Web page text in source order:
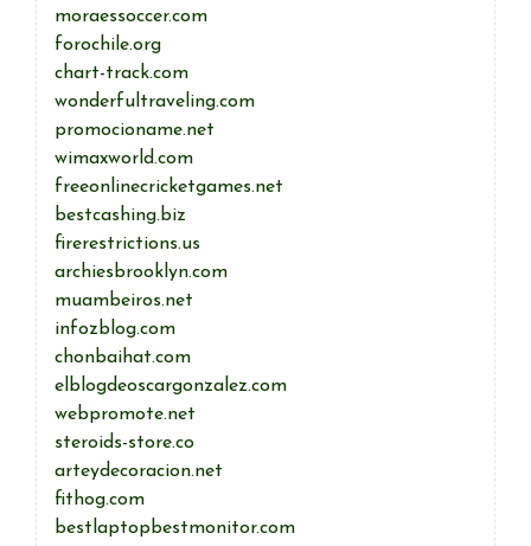
moraessoccer.com
forochile.org
chart-track.com
wonderfultraveling.com
promocioname.net
wimaxworld.com
freeonlinecricketgames.net
bestcashing.biz
firerestrictions.us
archiesbrooklyn.com
muambeiros.net
infozblog.com
chonbaihat.com
elblogdeoscargonzalez.com
webpromote.net
steroids-store.co
arteydecoracion.net
fithog.com
bestlaptopbestmonitor.com